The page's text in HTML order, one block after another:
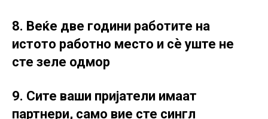
8. Веќе две години работите на
истото работно место и сè уште не
сте зеле одмор
9. Сите ваши пријатели имаат
партнери, само вие сте сингл